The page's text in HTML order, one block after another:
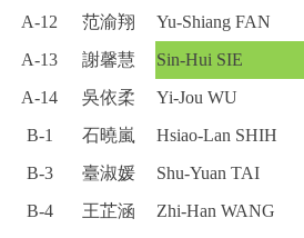
A-12
范渝翔 Yu-Shiang FAN
A-13
謝馨慧 Sin-Hui SIE
A-14
吳依柔 Yi-Jou WU
B-1
石曉嵐 Hsiao-Lan SHIH
B-3
臺淑媛 Shu-Yuan TAI
B-4
王芷涵 Zhi-Han WANG